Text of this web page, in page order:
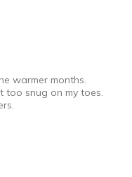
warmer months.
too snug on my toes.